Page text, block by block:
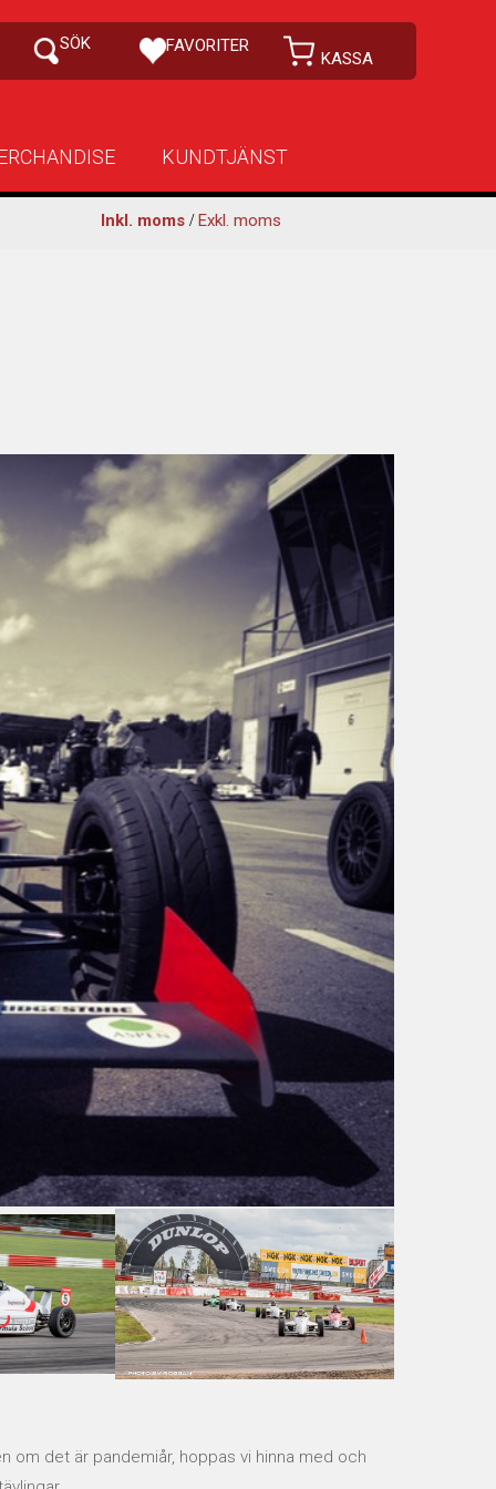
KUNDTJÄNST
Inkl. moms /Exkl. moms
om det är pandemiår, hoppas vi hinna med och